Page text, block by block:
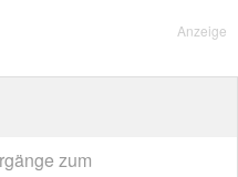
Anzeige
zum